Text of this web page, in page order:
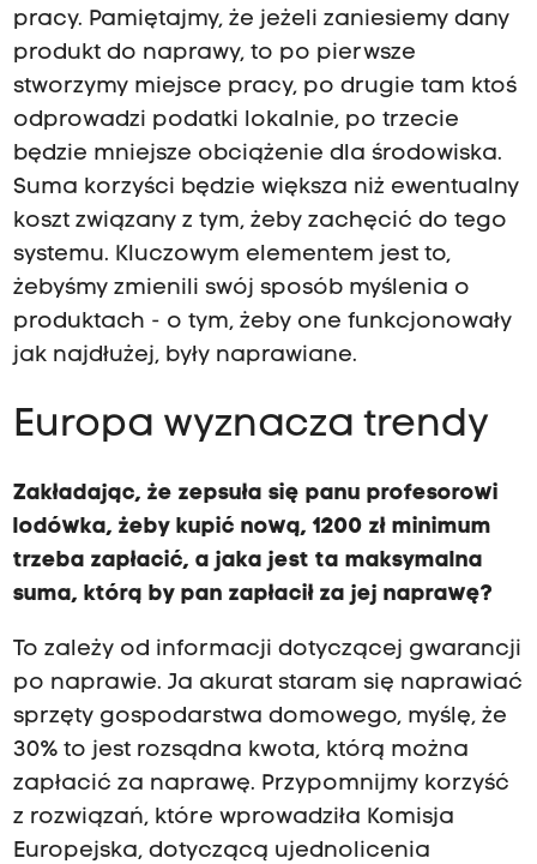
pracy. Pamiętajmy, że jeżeli zaniesiemy dany
produkt do naprawy, to po pierwsze
stworzymy miejsce pracy, po drugie tam ktoś
odprowadzi podatki lokalnie, po trzecie
będzie mniejsze obciążenie dla środowiska.
Suma korzyści będzie większa niż ewentualny
koszt związany z tym, żeby zachęcić do tego
systemu. Kluczowym elementem jest to,
żebyśmy zmienili swój sposób myślenia o
produktach - o tym, żeby one funkcjonowały
jak najdłużej, były naprawiane.
Europa wyznacza trendy
Zakładając, że zepsuła się panu profesorowi
lodówka, żeby kupić nową, 1200 zł minimum
trzeba zapłacić, a jaka jest ta maksymalna
suma, którą by pan zapłacił za jej naprawę?
To zależy od informacji dotyczącej gwarancji
po naprawie. Ja akurat staram się naprawiać
sprzęty gospodarstwa domowego, myślę, że
30% to jest rozsądna kwota, którą można
zapłacić za naprawę. Przypomnijmy korzyść
z rozwiązań, które wprowadziła Komisja
Europejska, dotyczącą ujednolicenia